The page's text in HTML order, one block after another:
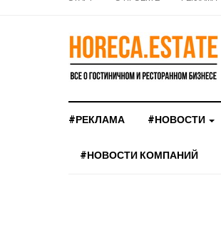
#РЕКЛАМА #НОВОСТИ
#НОВОСТИ КОМПАНИЙ